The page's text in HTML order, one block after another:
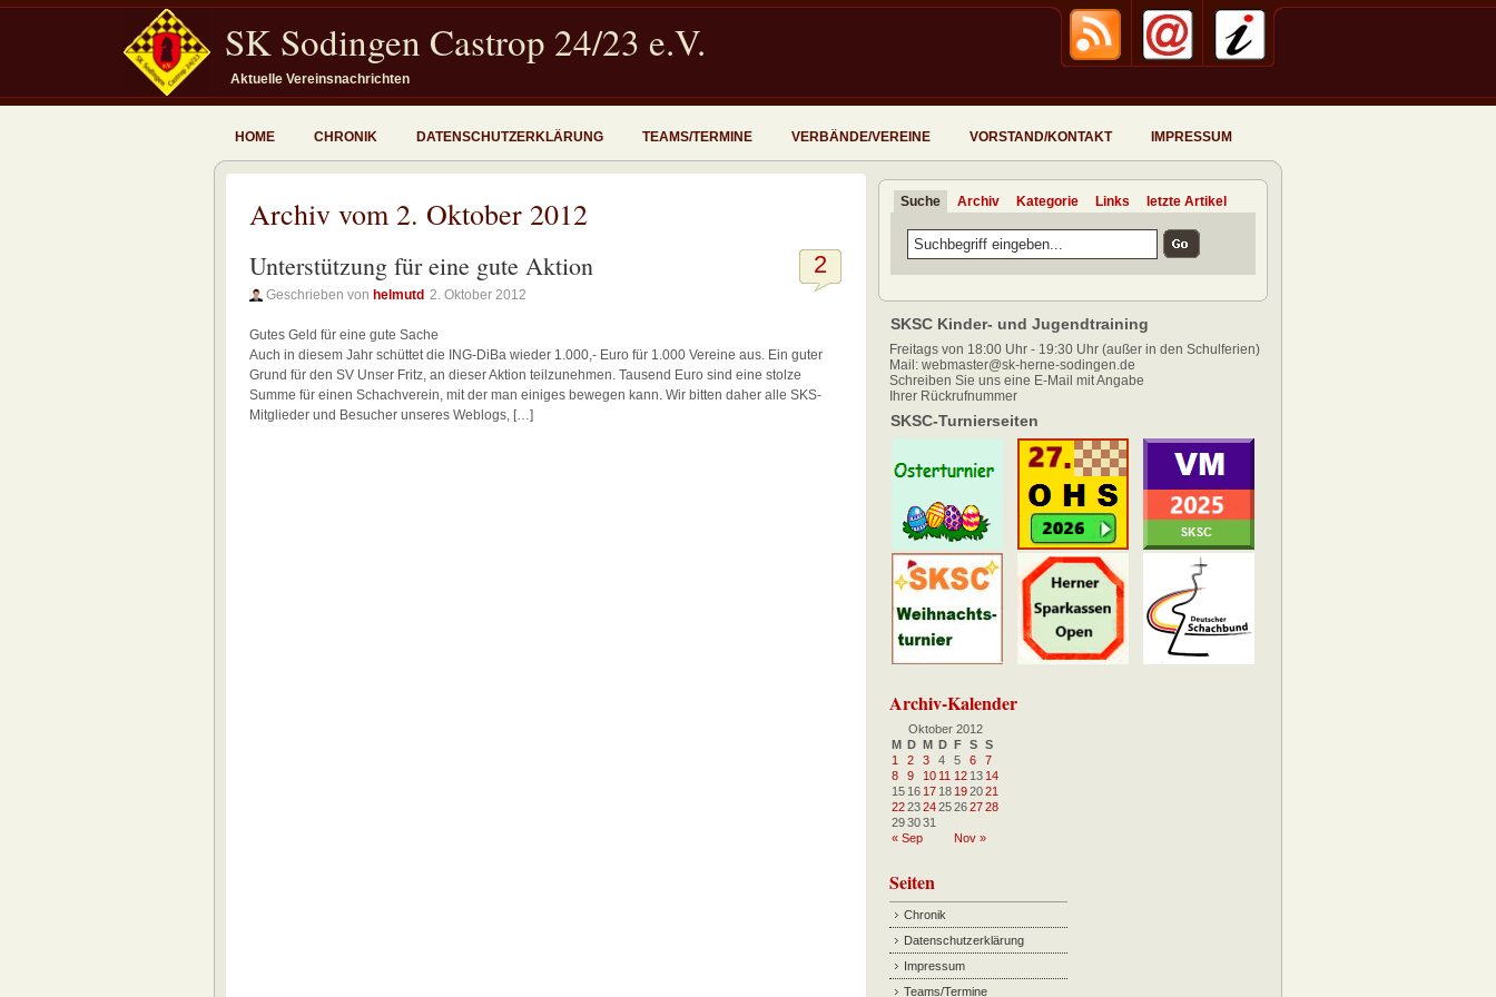
SK Sodingen Castrop 24/23 e.V.
Aktuelle Vereinsnachrichten
HOME CHRONIK DATENSCHUTZERKLÄRUNG TEAMS/TERMINE VERBÄNDE/VEREINE VORSTAND/KONTAKT IMPRESSUM
Archiv vom 2. Oktober 2012
2
Unterstützung für eine gute Aktion
Geschrieben von helmutd 2. Oktober 2012
Gutes Geld für eine gute Sache
Auch in diesem Jahr schüttet die ING-DiBa wieder 1.000,- Euro für 1.000 Vereine aus. Ein guter
Grund für den SV Unser Fritz, an dieser Aktion teilzunehmen. Tausend Euro sind eine stolze
Summe für einen Schachverein, mit der man einiges bewegen kann. Wir bitten daher alle SKS-
Mitglieder und Besucher unseres Weblogs, […]
Suche Archiv Kategorie Links letzte Artikel
SKSC Kinder- und Jugendtraining
Freitags von 18:00 Uhr - 19:30 Uhr (außer in den Schulferien)
Mail: webmaster@sk-herne-sodingen.de
Schreiben Sie uns eine E-Mail mit Angabe
Ihrer Rückrufnummer
SKSC-Turnierseiten
Archiv-Kalender
Oktober 2012
M D M D F S S
« Sep Nov »
1 2 3 4 5 6
7
8
9 10 11 12 13 14
15 16 17 18 192021
22232425262728
293031
Seiten
Chronik
Datenschutzerklärung
Impressum
Teams/Termine